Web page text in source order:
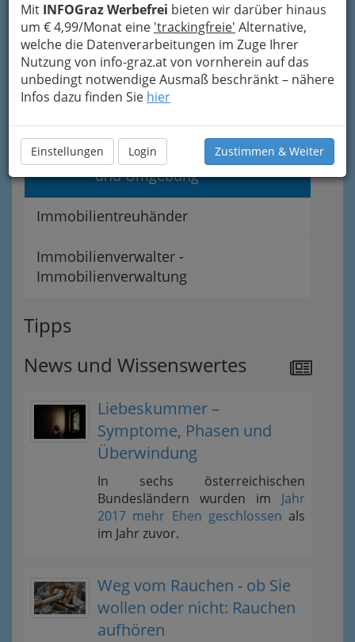
Mit INFOGraz Werbefrei bieten wir darüber hinaus
um € 4,99/Monat eine 'trackingfreie' Alternative,
welche die Datenverarbeitungen im Zuge Ihrer
Nutzung von info-graz.at von vornherein auf das
unbedingt notwendige Ausmaß beschränkt – nähere
Infos dazu finden Sie hier
Einstellungen Login Zustimmen & Weiter
Immobilienbüros
Rund um Immobilien
Immobilienmakler und
Immobilienmaklerin in Graz
und Umgebung
Immobilientreuhänder
Immobilienverwalter -
Immobilienverwaltung
Tipps
News und Wissenswertes
Liebeskummer –
Symptome, Phasen und
Überwindung
In sechs österreichischen
Bundesländern wurden im Jahr
2017 mehr Ehen geschlossen als
im Jahr zuvor.
Weg vom Rauchen - ob Sie
wollen oder nicht: Rauchen
aufhören